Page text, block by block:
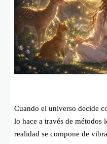
Cuando el universo decide
lo hace a través de métodos
realidad se compone de